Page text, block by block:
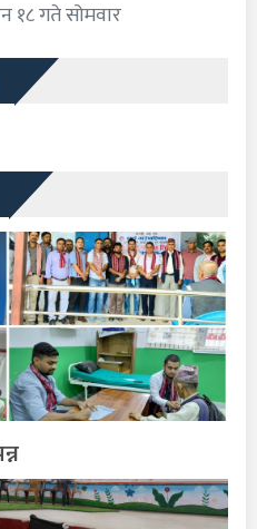
१८ गते सोमवार